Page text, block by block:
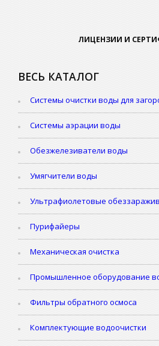
ЛИЦЕНЗИИ И
ВЕСЬ КАТАЛОГ
Системы очистки воды для
Системы аэрации воды
Обезжелезиватели воды
Умягчители воды
Ультрафиолетовые
Пурифайеры
Механическая очистка
Промышленное оборудование
Фильтры обратного осмоса
Комплектующие водоочистки